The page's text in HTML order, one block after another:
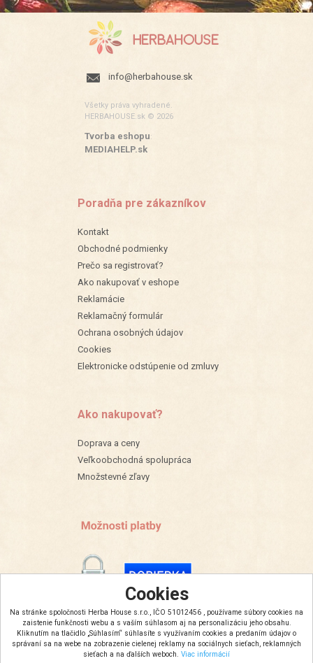
Cookies
Na stránke spoločnosti Herba House s.r.o., IČO 51012456 , používame súbory cookies na
zaistenie funkčnosti webu a s vaším súhlasom aj na personalizáciu jeho obsahu.
Kliknutím na tlačidlo „Súhlasím“ súhlasíte s využívaním cookies a predaním údajov o
správaní sa na webe na zobrazenie cielenej reklamy na sociálnych sieťach, reklamných
sieťach a na ďalších weboch. Viac informácií
info@herbahouse.sk
Všetky práva vyhradené.
HERBAHOUSE.sk © 2026
Tvorba eshopu:
MEDIAHELP.sk
Poradňa pre zákazníkov
Kontakt
Obchodné podmienky
Prečo sa registrovať?
Ako nakupovať v eshope
Reklamácie
Reklamačný formulár
Ochrana osobných údajov
Cookies
Elektronicke odstúpenie od zmluvy
Ako nakupovať?
Doprava a ceny
Veľkoobchodná spolupráca
Množstevné zľavy